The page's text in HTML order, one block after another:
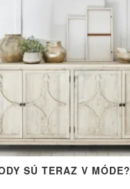
SÚ TERAZ V MÓDE?